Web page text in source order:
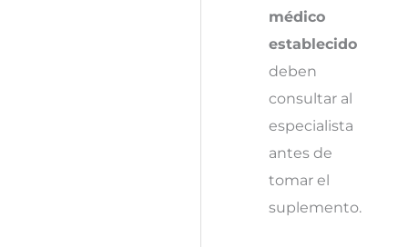
médico
establecido
deben
consultar al
especialista
antes de
tomar el
suplemento.